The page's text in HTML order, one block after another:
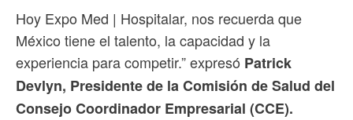
Hoy Expo Med | Hospitalar, nos recuerda que
México tiene el talento, la capacidad y la
experiencia para competir.” expresó Patrick
Devlyn, Presidente de la Comisión de Salud del
Consejo Coordinador Empresarial (CCE).